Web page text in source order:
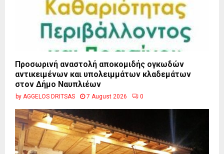
Προσωρινή αναστολή αποκομιδής ογκωδών
αντικειμένων και υπολειμμάτων κλαδεμάτων
στον Δήμο Ναυπλιέων
by AGGELOS DRITSAS 7 August 2026 0